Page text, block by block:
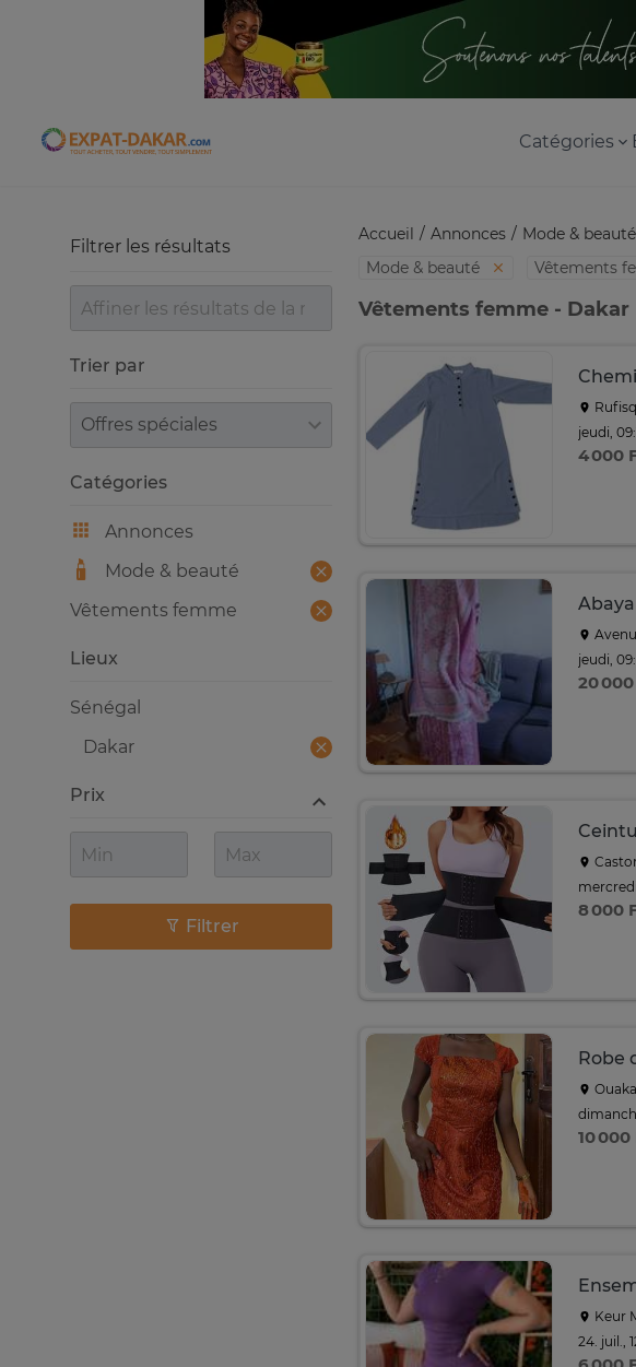
Expat-Dakar Catégories
Accueil Annonces Mode & beauté
Mode & beauté
Vêtements
Vêtements femme - Dakar
jeudi,
4 000
jeudi,
20
8 000
Robe
10 000
Keur
24. juil.,
Filtrer les résultats
Trier par
Trier par
Catégories
Annonces
Mode & beauté
Vêtements femme
Lieux
Sénégal
Dakar
Prix
Filtrer